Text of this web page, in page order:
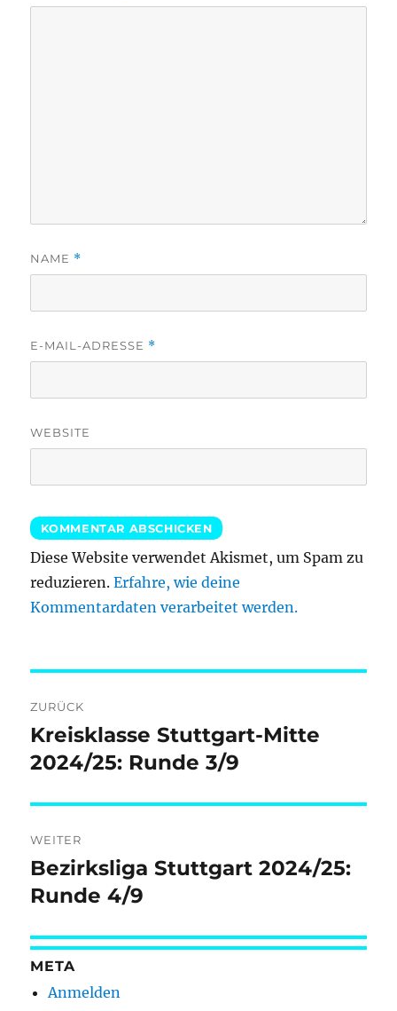
NAME *
E-MAIL-ADRESSE *
WEBSITE
Diese Website verwendet Akismet, um Spam zu
reduzieren.Erfahre, wie deine
Kommentardaten verarbeitet werden.
ZURÜCK
Vorheriger
Beitrag:
Kreisklasse Stuttgart-Mitte
2024/25: Runde 3/9
WEITER
Nächster
Beitrag:
Bezirksliga Stuttgart 2024/25:
Runde 4/9
META
Anmelden